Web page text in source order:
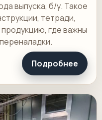
выпуска, б/у. Такое
тетради,
где важны
Подробнее